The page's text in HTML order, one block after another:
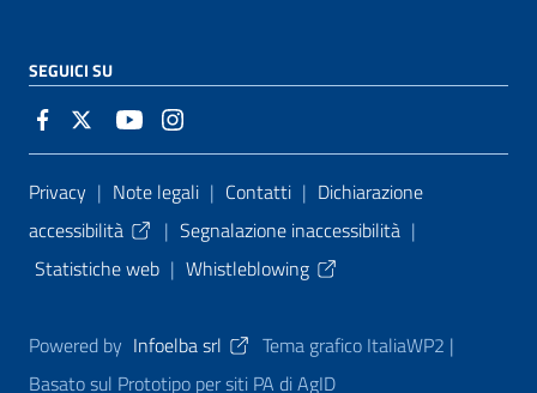
SEGUICI SU
Sezione Link Utili
Privacy | Note legali | Contatti | Dichiarazione
accessibilità
| Segnalazione inaccessibilità |
Statistiche web | Whistleblowing
Powered by Infoelba srl
Tema grafico ItaliaWP2 |
Basato sul Prototipo per siti PA di AgID